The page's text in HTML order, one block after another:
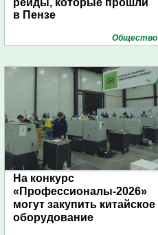
рейды, которые прошли
в Пензе
Общество
На конкурс
«Профессионалы-2026»
могут закупить китайское
оборудование